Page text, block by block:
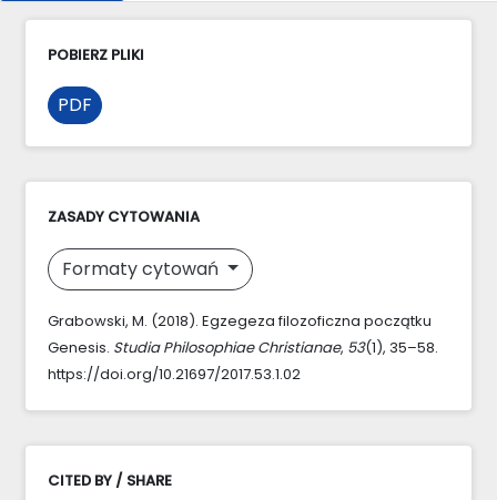
POBIERZ PLIKI
PDF
ZASADY CYTOWANIA
Formaty cytowań
Grabowski, M. (2018). Egzegeza filozoficzna początku
Genesis. Studia Philosophiae Christianae, 53(1), 35–58.
https://doi.org/10.21697/2017.53.1.02
CITED BY / SHARE